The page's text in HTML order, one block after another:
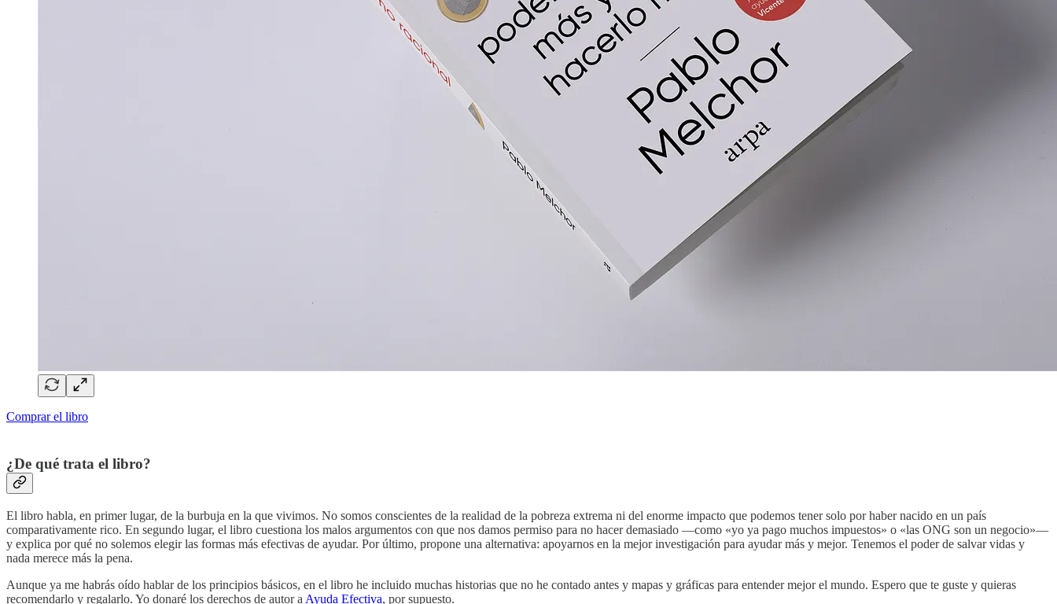
Comprar el libro
¿De qué trata el libro?
El libro habla, en primer lugar, de la burbuja en la que vivimos. No somos conscientes de la realidad de la pobreza extrema ni del enorme impacto que podemos tener solo por haber nacido en un país
comparativamente rico. En segundo lugar, el libro cuestiona los malos argumentos con que nos damos permiso para no hacer demasiado —como «yo ya pago muchos impuestos» o «las ONG son un negocio»—
y explica por qué no solemos elegir las formas más efectivas de ayudar. Por último, propone una alternativa: apoyarnos en la mejor investigación para ayudar más y mejor. Tenemos el poder de salvar vidas y
nada merece más la pena.
Aunque ya me habrás oído hablar de los principios básicos, en el libro he incluido muchas historias que no he contado antes y mapas y gráficas para entender mejor el mundo. Espero que te guste y quieras
recomendarlo y regalarlo. Yo donaré los derechos de autor a Ayuda Efectiva, por supuesto.